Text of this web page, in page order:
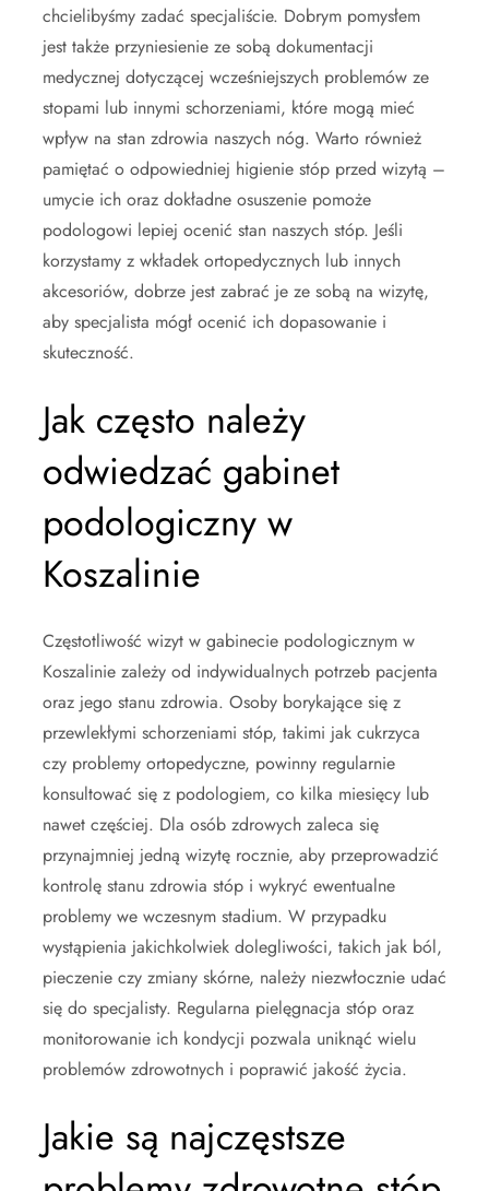
chcielibyśmy zadać specjaliście. Dobrym pomysłem
jest także przyniesienie ze sobą dokumentacji
medycznej dotyczącej wcześniejszych problemów ze
stopami lub innymi schorzeniami, które mogą mieć
wpływ na stan zdrowia naszych nóg. Warto również
pamiętać o odpowiedniej higienie stóp przed wizytą –
umycie ich oraz dokładne osuszenie pomoże
podologowi lepiej ocenić stan naszych stóp. Jeśli
korzystamy z wkładek ortopedycznych lub innych
akcesoriów, dobrze jest zabrać je ze sobą na wizytę,
aby specjalista mógł ocenić ich dopasowanie i
skuteczność.
Jak często należy
odwiedzać gabinet
podologiczny w
Koszalinie
Częstotliwość wizyt w gabinecie podologicznym w
Koszalinie zależy od indywidualnych potrzeb pacjenta
oraz jego stanu zdrowia. Osoby borykające się z
przewlekłymi schorzeniami stóp, takimi jak cukrzyca
czy problemy ortopedyczne, powinny regularnie
konsultować się z podologiem, co kilka miesięcy lub
nawet częściej. Dla osób zdrowych zaleca się
przynajmniej jedną wizytę rocznie, aby przeprowadzić
kontrolę stanu zdrowia stóp i wykryć ewentualne
problemy we wczesnym stadium. W przypadku
wystąpienia jakichkolwiek dolegliwości, takich jak ból,
pieczenie czy zmiany skórne, należy niezwłocznie udać
się do specjalisty. Regularna pielęgnacja stóp oraz
monitorowanie ich kondycji pozwala uniknąć wielu
problemów zdrowotnych i poprawić jakość życia.
Jakie są najczęstsze